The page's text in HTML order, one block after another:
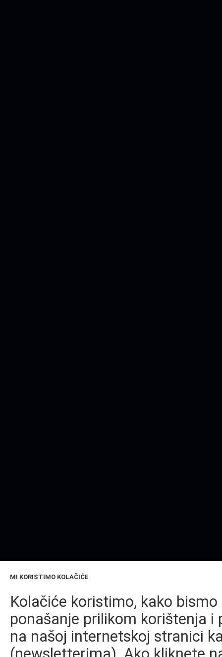
MI KORISTIMO KOLAČIĆE
Kolačiće koristimo, kako
ponašanje prilikom korištenja
na našoj internetskoj stranici